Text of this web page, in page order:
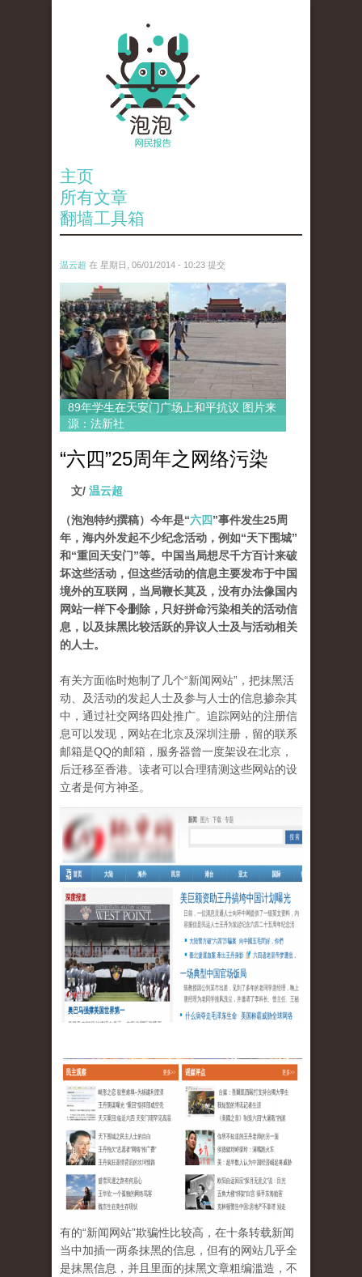
主页
所有文章
翻墙工具箱
温云超 在 星期日, 06/01/2014 - 10:23 提交
june4.jpg
89年学生在天安门广场上和平抗议 图片来
源：法新社
“六四”25周年之网络污染
文/ 温云超
（泡泡特约撰稿）今年是“六四”事件发生25周
年，海内外发起不少纪念活动，例如“天下围城”
和“重回天安门”等。中国当局想尽千方百计来破
坏这些活动，但这些活动的信息主要发布于中国
境外的互联网，当局鞭长莫及，没有办法像国内
网站一样下令删除，只好拼命污染相关的活动信
息，以及抹黑比较活跃的异议人士及与活动相关
的人士。
有关方面临时炮制了几个“新闻网站”，把抹黑活
动、及活动的发起人士及参与人士的信息掺杂其
中，通过社交网络四处推广。追踪网站的注册信
息可以发现，网站在北京及深圳注册，留的联系
邮箱是QQ的邮箱，服务器曾一度架设在北京，
后迁移至香港。读者可以合理猜测这些网站的设
立者是何方神圣。
有的“新闻网站”欺骗性比较高，在十条转载新闻
当中加插一两条抹黑的信息，但有的网站几乎全
是抹黑信息，并且里面的抹黑文章粗编滥造，不